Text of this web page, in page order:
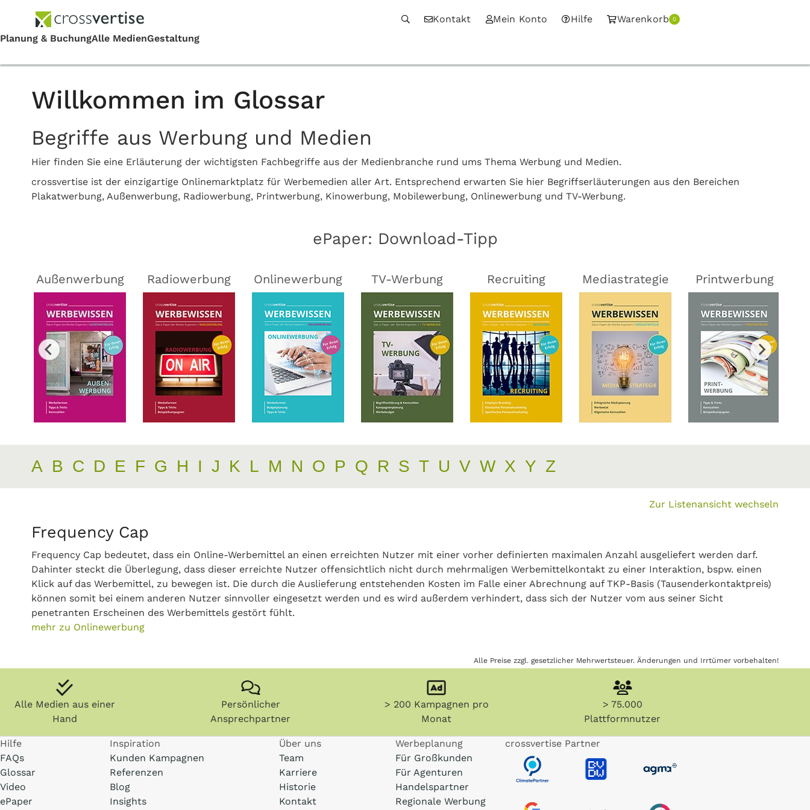
Kontakt Mein Konto Hilfe Warenkorb 0
Willkommen im Glossar
Begriffe aus Werbung und Medien
Hier finden Sie eine Erläuterung der wichtigsten Fachbegriffe aus der Medienbranche rund ums Thema Werbung und Medien.
crossvertise ist der einzigartige Onlinemarktplatz für Werbemedien aller Art. Entsprechend erwarten Sie hier Begriffserläuterungen aus den Bereichen
Plakatwerbung, Außenwerbung, Radiowerbung, Printwerbung, Kinowerbung, Mobilewerbung, Onlinewerbung und TV-Werbung.
ePaper: Download-Tipp
Außenwerbung Radiowerbung Onlinewerbung TV-Werbung Recruiting Mediastrategie Printwerbung
A B C D E F G H I J K L M N O P Q R S T U V W X Y Z
Zur Listenansicht wechseln
Frequency Cap
Frequency Cap bedeutet, dass ein Online-Werbemittel an einen erreichten Nutzer mit einer vorher definierten maximalen Anzahl ausgeliefert werden darf.
Dahinter steckt die Überlegung, dass dieser erreichte Nutzer offensichtlich nicht durch mehrmaligen Werbemittelkontakt zu einer Interaktion, bspw. einen
Klick auf das Werbemittel, zu bewegen ist. Die durch die Auslieferung entstehenden Kosten im Falle einer Abrechnung auf TKP-Basis (Tausenderkontaktpreis)
können somit bei einem anderen Nutzer sinnvoller eingesetzt werden und es wird außerdem verhindert, dass sich der Nutzer vom aus seiner Sicht
penetranten Erscheinen des Werbemittels gestört fühlt.
mehr zu Onlinewerbung
Alle Preise zzgl. gesetzlicher Mehrwertsteuer. Änderungen und Irrtümer vorbehalten!
Alle Medien aus einer
Hand
Persönlicher
Ansprechpartner
> 200 Kampagnen pro
Monat
> 75.000
Plattformnutzer
Hilfe
FAQs
Glossar
Video
ePaper
Inspiration
Kunden Kampagnen
Referenzen
Blog
Insights
Über uns
Team
Karriere
Historie
Kontakt
Werbeplanung
Für Großkunden
Für Agenturen
Handelspartner
Regionale Werbung
crossvertise Partner